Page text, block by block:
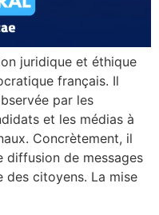
juridique et éthique
français. Il
par les
et les médias à
Concrètement, il
diffusion de messages
des citoyens. La mise